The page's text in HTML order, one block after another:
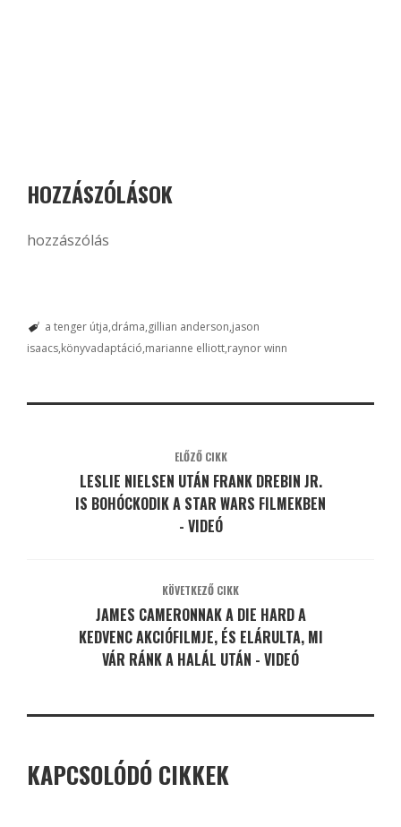
HOZZÁSZÓLÁSOK
hozzászólás
a tenger útja dráma gillian anderson jason
isaacs könyvadaptáció marianne elliott raynor winn
ELŐZŐ CIKK
LESLIE NIELSEN UTÁN FRANK DREBIN JR.
IS BOHÓCKODIK A STAR WARS FILMEKBEN
- VIDEÓ
KÖVETKEZŐ CIKK
JAMES CAMERONNAK A DIE HARD A
KEDVENC AKCIÓFILMJE, ÉS ELÁRULTA, MI
VÁR RÁNK A HALÁL UTÁN - VIDEÓ
KAPCSOLÓDÓ CIKKEK